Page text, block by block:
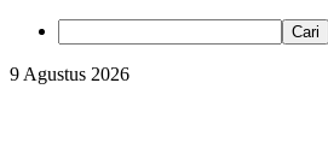
Cari
Skip
9 Agustus 2026